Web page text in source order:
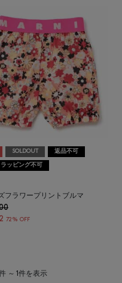
SOLDOUT 返品不可
ッピング不可
フラワープリントブルマ
72% OFF
～ 1件を表示